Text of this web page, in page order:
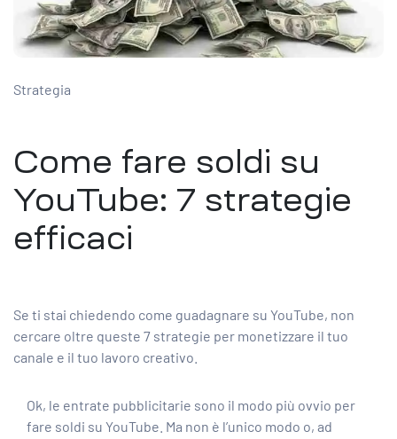
Strategia
Come fare soldi su
YouTube: 7 strategie
efficaci
Se ti stai chiedendo come guadagnare su YouTube, non
cercare oltre queste 7 strategie per monetizzare il tuo
canale e il tuo lavoro creativo.
Ok, le entrate pubblicitarie sono il modo più ovvio per
fare soldi su YouTube. Ma non è l’unico modo o, ad